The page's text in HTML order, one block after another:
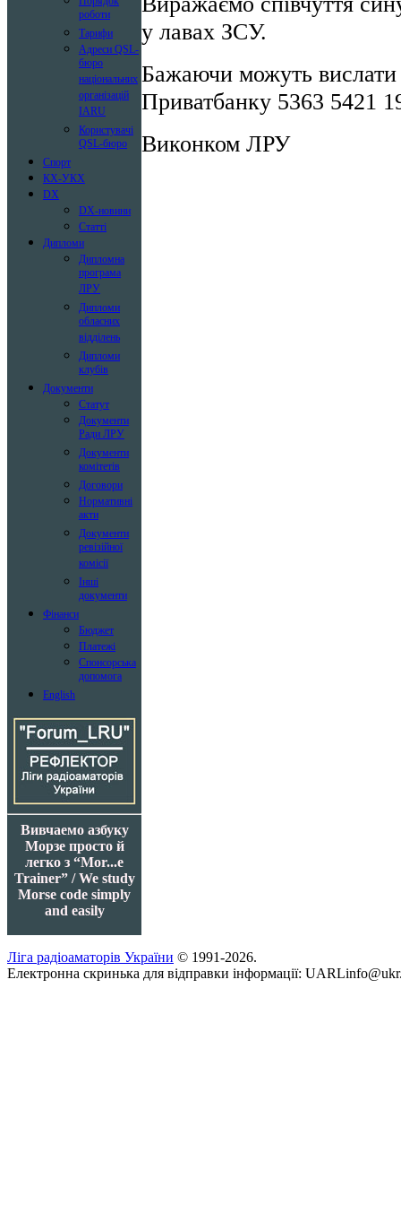
роботи
Тарифи
Адреси QSL-
бюро
національних
організацій
IARU
Користувачі
QSL-бюро
Спорт
КХ-УКХ
DX
DX-новини
Статті
Дипломи
Дипломна
програма
ЛРУ
Дипломи
обласних
відділень
Дипломи
клубів
Документи
Статут
Документи
Ради ЛРУ
Документи
комітетів
Договори
Нормативні
акти
Документи
ревізійної
комісії
Інші
документи
Фінанси
Бюджет
Платежі
Спонсорська
допомога
English
Вивчаемо азбуку
Морзе просто й
легко з “Mor...e
Trainer” / We study
Morse code simply
and easily
у лавах ЗСУ.
Бажаючи можуть вислати
Приватбанку 5363 5421
Виконком ЛРУ
Ліга радіоаматорів України © 1991-2026.
Електронна скринька для відправки інформації: